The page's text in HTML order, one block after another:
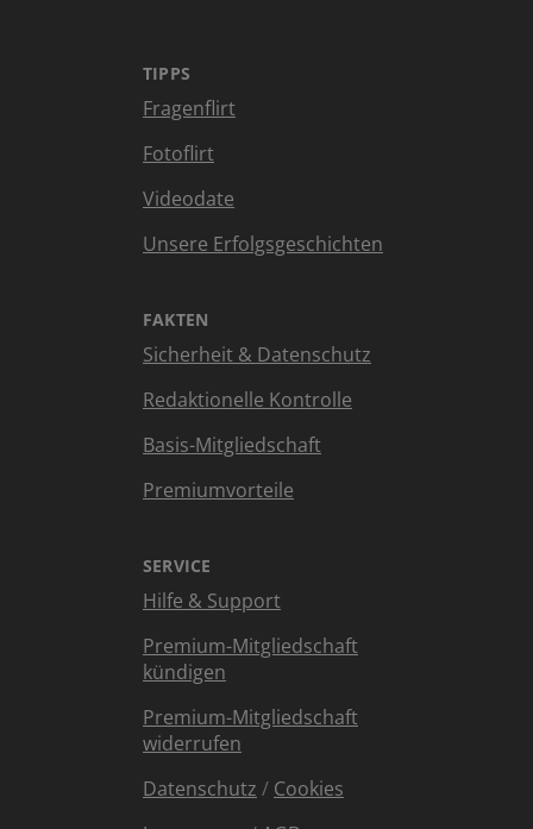
TIPPS
Fragenflirt
Fotoflirt
Videodate
Unsere Erfolgsgeschichten
FAKTEN
Sicherheit & Datenschutz
Redaktionelle Kontrolle
Basis-Mitgliedschaft
Premiumvorteile
SERVICE
Hilfe & Support
Premium-Mitgliedschaft
kündigen
Premium-Mitgliedschaft
widerrufen
Datenschutz / Cookies